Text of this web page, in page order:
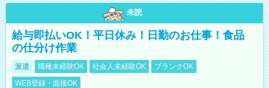
未読
給与即払いOK！平日休み！日勤のお仕事！食品
の仕分け作業
派遣 職種未経験OK 社会人未経験OK
ブランクOK
WEB登録・面接OK